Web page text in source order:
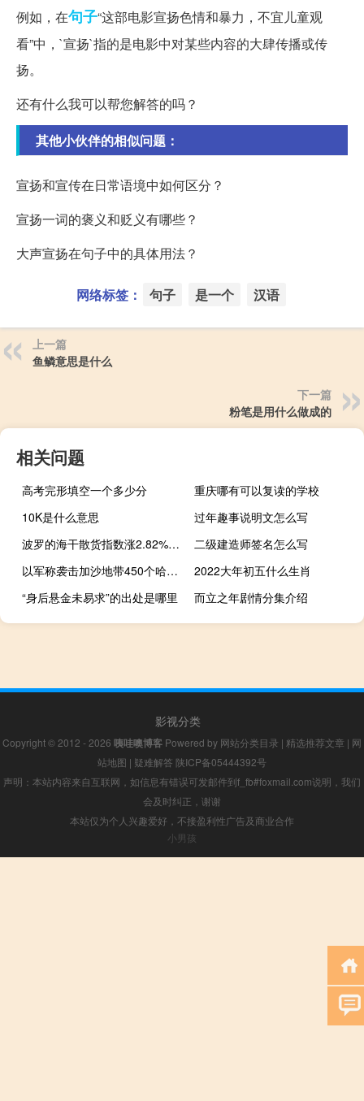
例如，在句子“这部电影宣扬色情和暴力，不宜儿童观
看”中，`宣扬`指的是电影中对某些内容的大肆传播或传
扬。
还有什么我可以帮您解答的吗？
其他小伙伴的相似问题：
宣扬和宣传在日常语境中如何区分？
宣扬一词的褒义和贬义有哪些？
大声宣扬在句子中的具体用法？
网络标签： 句子 是一个 汉语
上一篇
鱼鳞意思是什么
下一篇
粉笔是用什么做成的
相关问题
高考完形填空一个多少分
重庆哪有可以复读的学校
10K是什么意思
过年趣事说明文怎么写
波罗的海干散货指数涨2.82%报1643点为连续第二个交易日上涨
二级建造师签名怎么写
以军称袭击加沙地带450个哈马斯据点
2022大年初五什么生肖
“身后悬金未易求”的出处是哪里
而立之年剧情分集介绍
影视分类
Copyright © 2012 - 2026 咦哇噢博客 Powered by 网站分类目录 | 精选推荐文章 | 网
站地图 | 疑难解答 陕ICP备05444392号
声明：本站内容来自互联网，如信息有错误可发邮件到f_fb#foxmail.com说明，我们
会及时纠正，谢谢
本站仅为个人兴趣爱好，不接盈利性广告及商业合作
小男孩